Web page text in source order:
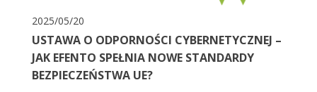
2025/05/20
USTAWA O ODPORNOŚCI CYBERNETYCZNEJ –
JAK EFENTO SPEŁNIA NOWE STANDARDY
BEZPIECZEŃSTWA UE?